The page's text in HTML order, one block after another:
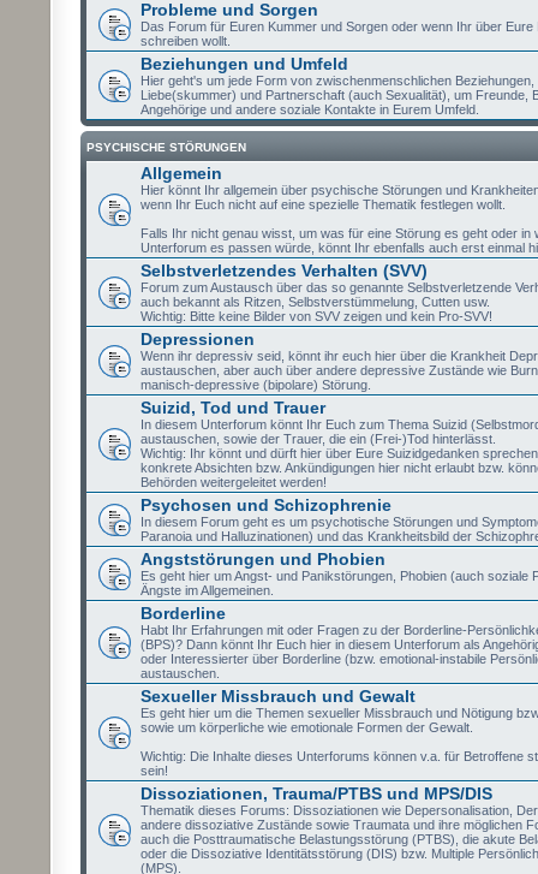
Probleme und Sorgen
Das Forum für Euren Kummer und Sorgen oder wenn Ihr über Eure
schreiben wollt.
Beziehungen und Umfeld
Hier geht's um jede Form von zwischenmenschlichen Beziehungen,
Liebe(skummer) und Partnerschaft (auch Sexualität), um Freunde,
Angehörige und andere soziale Kontakte in Eurem Umfeld.
PSYCHISCHE STÖRUNGEN
Allgemein
Hier könnt Ihr allgemein über psychische Störungen und
wenn Ihr Euch nicht auf eine spezielle Thematik festlegen wollt.
Falls Ihr nicht genau wisst, um was für eine Störung es geht oder in
Unterforum es passen würde, könnt Ihr ebenfalls auch erst einmal
Selbstverletzendes Verhalten (SVV)
Forum zum Austausch über das so genannte Selbstverletzende
auch bekannt als Ritzen, Selbstverstümmelung, Cutten usw.
Wichtig: Bitte keine Bilder von SVV zeigen und kein Pro-SVV!
Depressionen
Wenn ihr depressiv seid, könnt ihr euch hier über die Krankheit
austauschen, aber auch über andere depressive Zustände wie
manisch-depressive (bipolare) Störung.
Suizid, Tod und Trauer
In diesem Unterforum könnt Ihr Euch zum Thema Suizid
austauschen, sowie der Trauer, die ein (Frei-)Tod hinterlässt.
Wichtig: Ihr könnt und dürft hier über Eure Suizidgedanken
konkrete Absichten bzw. Ankündigungen hier nicht erlaubt bzw.
Behörden weitergeleitet werden!
Psychosen und Schizophrenie
In diesem Forum geht es um psychotische Störungen und
Paranoia und Halluzinationen) und das Krankheitsbild der
Angststörungen und Phobien
Es geht hier um Angst- und Panikstörungen, Phobien (auch soziale
Ängste im Allgemeinen.
Borderline
Habt Ihr Erfahrungen mit oder Fragen zu der Borderline-
(BPS)? Dann könnt Ihr Euch hier in diesem Unterforum als
oder Interessierter über Borderline (bzw. emotional-instabile
austauschen.
Sexueller Missbrauch und Gewalt
Es geht hier um die Themen sexueller Missbrauch und Nötigung
sowie um körperliche wie emotionale Formen der Gewalt.
Wichtig: Die Inhalte dieses Unterforums können v.a. für Betroffene
sein!
Dissoziationen, Trauma/PTBS und MPS/DIS
Thematik dieses Forums: Dissoziationen wie Depersonalisation,
andere dissoziative Zustände sowie Traumata und ihre möglichen
auch die Posttraumatische Belastungsstörung (PTBS), die akute
oder die Dissoziative Identitätsstörung (DIS) bzw. Multiple
(MPS).